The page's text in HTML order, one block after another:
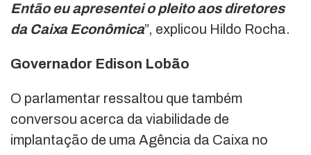
Então eu apresentei o pleito aos diretores
da Caixa Econômica”, explicou Hildo Rocha.
Governador Edison Lobão
O parlamentar ressaltou que também
conversou acerca da viabilidade de
implantação de uma Agência da Caixa no